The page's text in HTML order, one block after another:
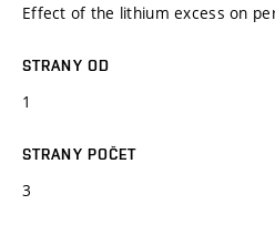
Effect of the lithium excess on
STRANY OD
1
STRANY POČET
3